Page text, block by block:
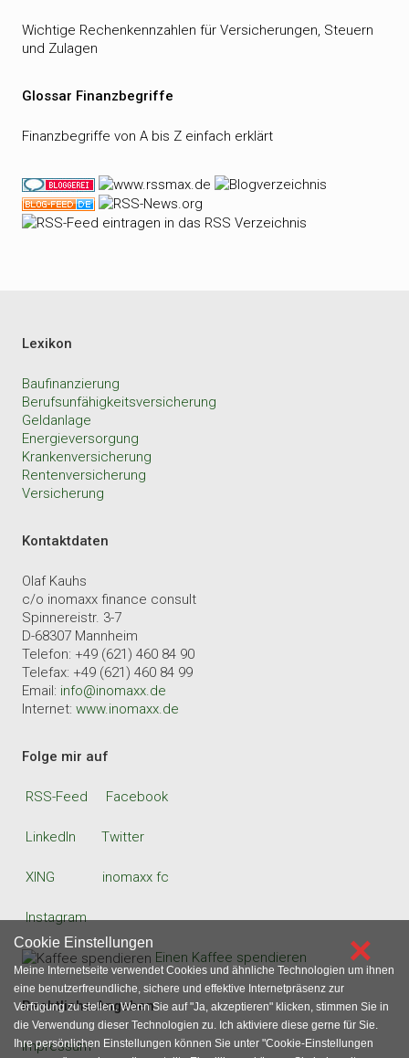
Wichtige Rechenkennzahlen für Versicherungen, Steuern
und Zulagen
Glossar Finanzbegriffe
Finanzbegriffe von A bis Z einfach erklärt
Lexikon
Baufinanzierung
Berufsunfähigkeitsversicherung
Geldanlage
Energieversorgung
Krankenversicherung
Rentenversicherung
Versicherung
Kontaktdaten
Olaf Kauhs
c/o inomaxx finance consult
Spinnereistr. 3-7
D-68307 Mannheim
Telefon: +49 (621) 460 84 90
Telefax: +49 (621) 460 84 99
Email: info@inomaxx.de
Internet: www.inomaxx.de
Folge mir auf
RSS-Feed Facebook
LinkedIn Twitter
XING inomaxx fc
Instagram
Einen Kaffee spendieren
Rechtliche Angaben
Impressum
×
Cookie Einstellungen
Meine Internetseite verwendet Cookies und ähnliche Technologien um ihnen
eine benutzerfreundliche, sichere und effektive Internetpräsenz zur
Verfügung zu stellen. Wenn Sie auf "Ja, akzeptieren" klicken, stimmen Sie in
die Verwendung dieser Technologien zu. Ich aktiviere diese gerne für Sie.
Ihre persönlichen Einstellungen können Sie unter "Cookie-Einstellungen